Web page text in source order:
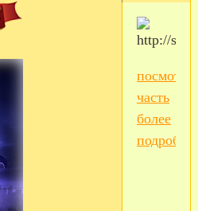
часть
более